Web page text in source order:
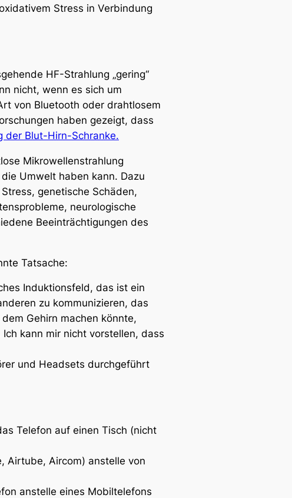
Stress in Verbindung
HF-Strahlung „gering“
nicht, wenn es sich um
von Bluetooth oder drahtlosem
haben gezeigt, dass
der Blut-Hirn-Schranke.
Mikrowellenstrahlung
Umwelt haben kann. Dazu
genetische Schäden,
neurologische
Beeinträchtigungen des
Tatsache:
Induktionsfeld, das ist ein
zu kommunizieren, das
Gehirn machen könnte,
kann mir nicht vorstellen, dass
und Headsets durchgeführt
Telefon auf einen Tisch (nicht
Airtube, Aircom) anstelle von
anstelle eines Mobiltelefons